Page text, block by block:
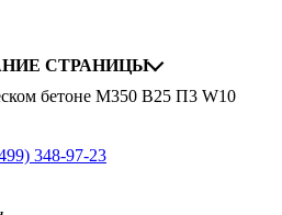
СТРАНИЦЫ
бетоне М350 B25 П3 W10
348-97-23